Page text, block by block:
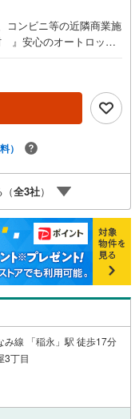
コンビニ等の近隣商業施
』安心のオートロック
機能付 バスタイムも快
とした暮らしを 約15.6
防犯面も安心のTVモニタ
の個室が持てる3LDK
らではの高品質なサー
ンのシミュレーション
！不動産を見た」
【室内・現地を見学す
見学がスムーズにご案
「希望」を形にするべ
す。お会いできる日を
）
全3社）
み線 「稲永」駅 徒歩17分
3丁目